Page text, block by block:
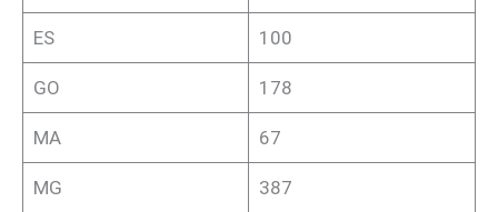
ES 100
GO 178
MA 67
MG 387